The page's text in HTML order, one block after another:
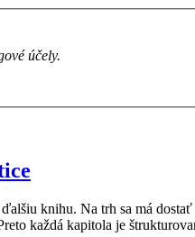
účely.
knihu. Na trh sa má
každá kapitola je